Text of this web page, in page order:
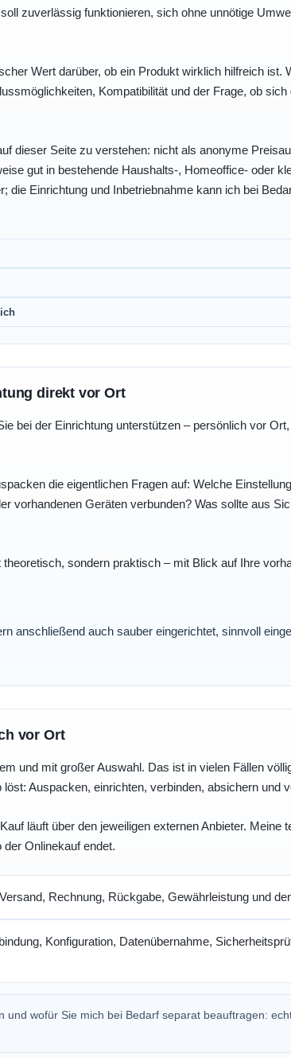
zuverlässig funktionieren, sich ohne unnötige
Wert darüber, ob ein Produkt wirklich hilfreich ist.
Kompatibilität und der Frage, ob
dieser Seite zu verstehen: nicht als anonyme
gut in bestehende Haushalts-, Homeoffice- oder
die Einrichtung und Inbetriebnahme kann ich bei
direkt vor Ort
bei der Einrichtung unterstützen – persönlich vor
die eigentlichen Fragen auf: Welche
vorhandenen Geräten verbunden? Was sollte aus
sondern praktisch – mit Blick auf Ihre
anschließend auch sauber eingerichtet, sinnvoll
vor Ort
und mit großer Auswahl. Das ist in vielen Fällen
Auspacken, einrichten, verbinden, absichern und
läuft über den jeweiligen externen Anbieter. Meine
Onlinekauf endet.
Rechnung, Rückgabe, Gewährleistung und
Konfiguration, Datenübernahme,
wofür Sie mich bei Bedarf separat beauftragen: